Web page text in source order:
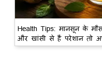
Health Tips: मानसून के
और खांसी से हैं परेशान तो